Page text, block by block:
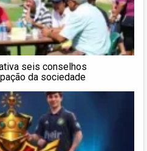
seis conselhos
da sociedade